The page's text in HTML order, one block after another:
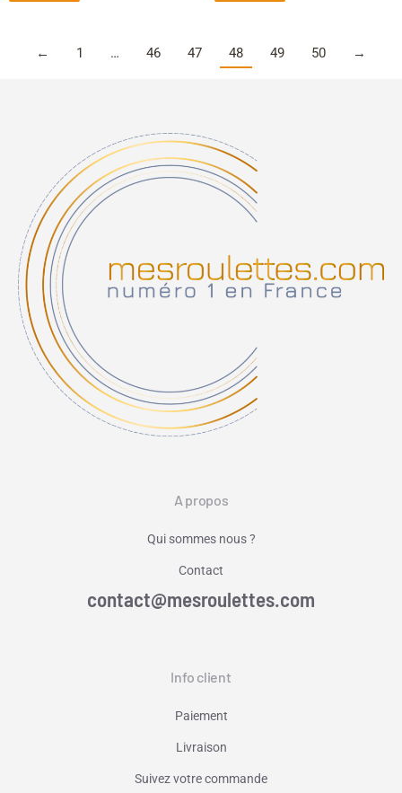
← 1 … 46 47 48 49 50 →
A propos
Qui sommes nous ?
Contact
contact@mesroulettes.com
Info client
Paiement
Livraison
Suivez votre commande